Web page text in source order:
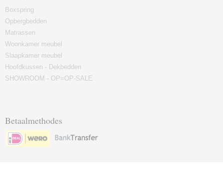
Boxspring
Opbergbedden
Matrassen
Woonkamer meubel
Slaapkamer meubel
Hoofdkussen - Dekbedden
SHOWROOM - OP=OP-SALE
Betaalmethodes